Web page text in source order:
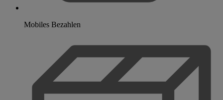
Mobiles Bezahlen